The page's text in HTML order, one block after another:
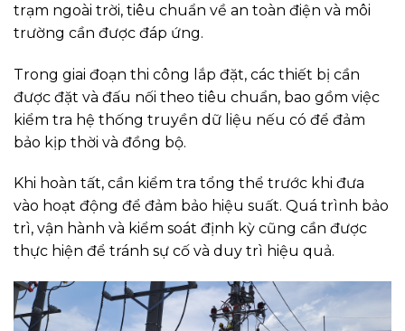
trạm ngoài trời, tiêu chuẩn về an toàn điện và môi
trường cần được đáp ứng.
Trong giai đoạn thi công lắp đặt, các thiết bị cần
được đặt và đấu nối theo tiêu chuẩn, bao gồm việc
kiểm tra hệ thống truyền dữ liệu nếu có để đảm
bảo kịp thời và đồng bộ.
Khi hoàn tất, cần kiểm tra tổng thể trước khi đưa
vào hoạt động để đảm bảo hiệu suất. Quá trình bảo
trì, vận hành và kiểm soát định kỳ cũng cần được
thực hiện để tránh sự cố và duy trì hiệu quả.